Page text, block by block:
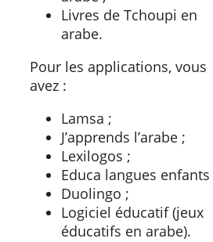
Livres de Tchoupi en
arabe.
Pour les applications, vous
avez :
Lamsa ;
J’apprends l’arabe ;
Lexilogos ;
Educa langues enfants
Duolingo ;
Logiciel éducatif (jeux
éducatifs en arabe).